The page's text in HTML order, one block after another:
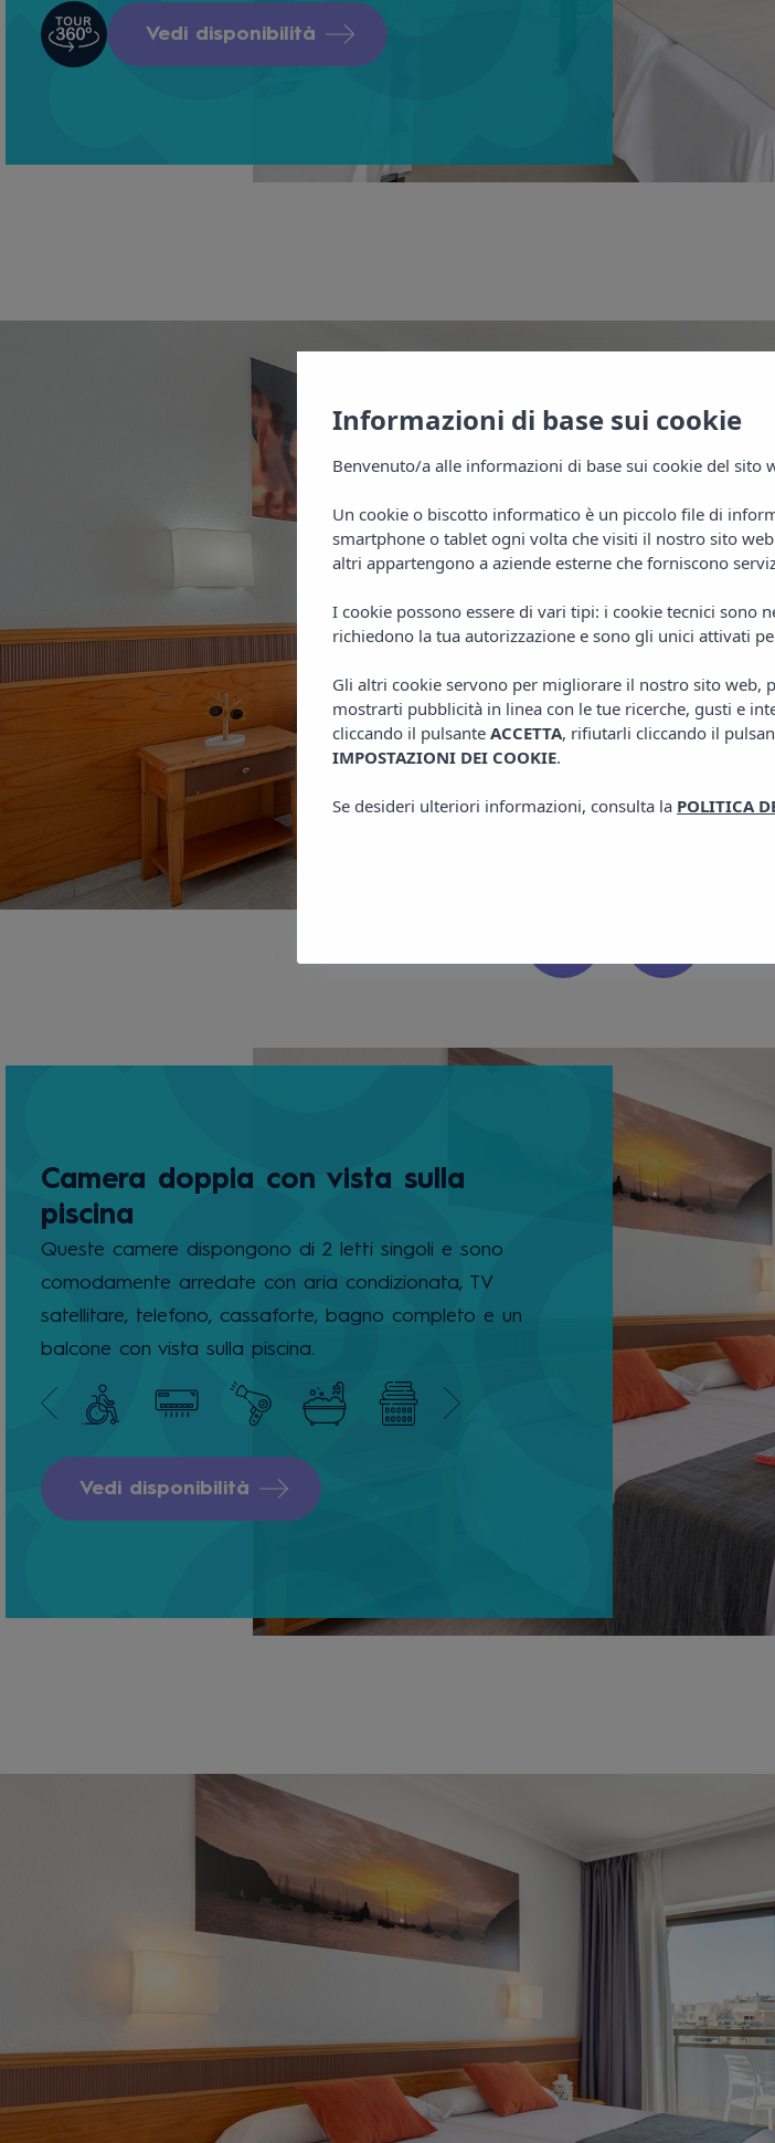
Vedi disponibilità
Camera doppia con vista sulla
piscina
Queste camere dispongono di 2 letti singoli e sono
comodamente arredate con aria condizionata, TV
satellitare, telefono, cassaforte, bagno completo e un
balcone con vista sulla piscina.
Vedi disponibilità
Informazioni di base sui cookie
Benvenuto/a alle informazioni di base sui cookie del sito
Un cookie o biscotto informatico è un piccolo file di
smartphone o tablet ogni volta che visiti il nostro sito
altri appartengono a aziende esterne che forniscono
I cookie possono essere di vari tipi: i cookie tecnici sono
richiedono la tua autorizzazione e sono gli unici attivati
Gli altri cookie servono per migliorare il nostro sito web,
mostrarti pubblicità in linea con le tue ricerche, gusti e
cliccando il pulsante ACCETTA, rifiutarli cliccando il
IMPOSTAZIONI DEI COOKIE.
Se desideri ulteriori informazioni, consulta la POLITICA